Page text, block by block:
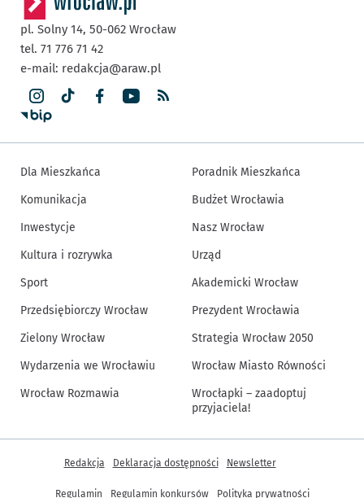
pl. Solny 14, 50-062 Wrocław
tel. 71 776 71 42
e-mail: redakcja@araw.pl
Dla Mieszkańca
Komunikacja
Inwestycje
Kultura i rozrywka
Sport
Przedsiębiorczy Wrocław
Zielony Wrocław
Wydarzenia we Wrocławiu
Wrocław Rozmawia
Poradnik Mieszkańca
Budżet Wrocławia
Nasz Wrocław
Urząd
Akademicki Wrocław
Prezydent Wrocławia
Strategia Wrocław 2050
Wrocław Miasto Równości
Wrocłapki – zaadoptuj
przyjaciela!
Inne informacje
Redakcja Deklaracja dostępności Newsletter
Regulamin Regulamin konkursów Polityka prywatności